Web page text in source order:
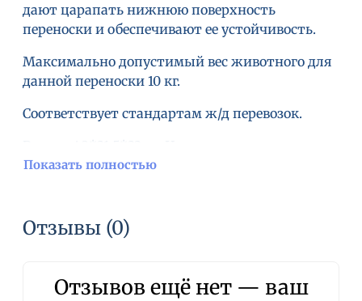
дают царапать нижнюю поверхность
переноски и обеспечивают ее устойчивость.
Максимально допустимый вес животного для
данной переноски 10 кг.
Соответствует стандартам ж/д перевозок.
MPS, Италия.
Показать полностью
Отзывы (0)
Отзывов ещё нет — ваш